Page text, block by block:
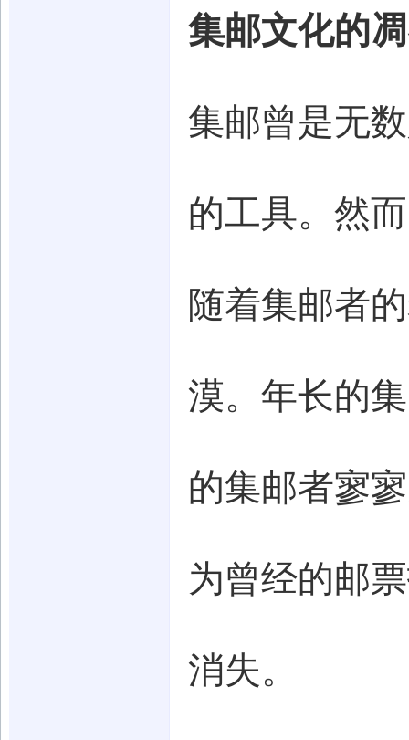
集邮文化的
集邮曾是无
的工具。然
随着集邮者
漠。年长的
的集邮者寥
为曾经的邮
消失。